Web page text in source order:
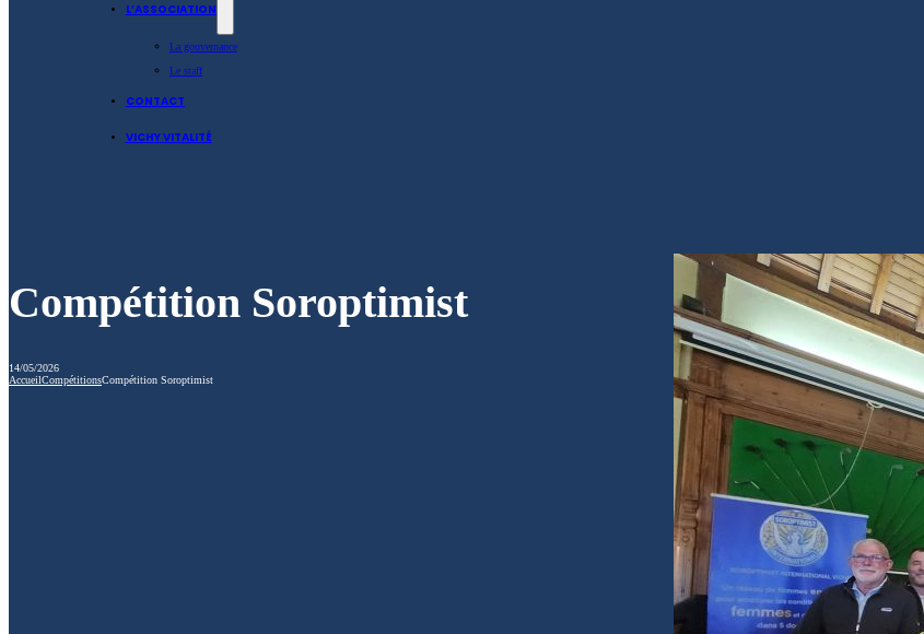
L’ASSOCIATION
La gouvernance
Le staff
CONTACT
VICHY VITALITÉ
Compétition Soroptimist
14/05/2026
AccueilCompétitionsCompétition Soroptimist